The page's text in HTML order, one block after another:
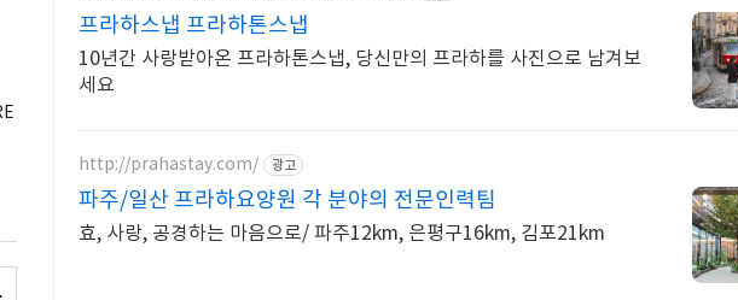
프라하스냅 프라하톤스냅
10년간 사랑받아온 프라하톤스냅, 당신만의 프라하를 사진으로 남겨보
세요
http://prahastay.com/ 광고
파주/일산 프라하요양원 각 분야의 전문인력팀
효, 사랑, 공경하는 마음으로/ 파주12km, 은평구16km, 김포21km